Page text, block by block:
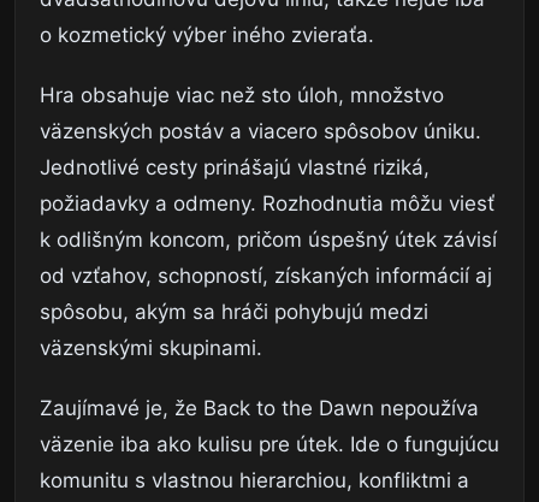
o kozmetický výber iného zvieraťa.
Hra obsahuje viac než sto úloh, množstvo
väzenských postáv a viacero spôsobov úniku.
Jednotlivé cesty prinášajú vlastné riziká,
požiadavky a odmeny. Rozhodnutia môžu viesť
k odlišným koncom, pričom úspešný útek závisí
od vzťahov, schopností, získaných informácií aj
spôsobu, akým sa hráči pohybujú medzi
väzenskými skupinami.
Zaujímavé je, že Back to the Dawn nepoužíva
väzenie iba ako kulisu pre útek. Ide o fungujúcu
komunitu s vlastnou hierarchiou, konfliktmi a